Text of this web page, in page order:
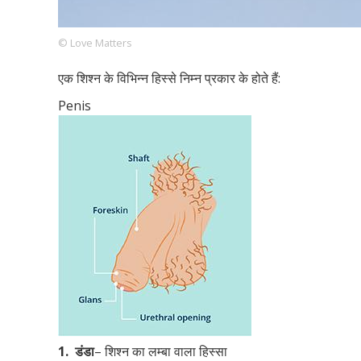
Footer
Company
हमारे सिद्धांत Just Poocho संपर्क करें
© Love Matters
एक शिश्न के विभिन्न हिस्से निम्न प्रकार के होते हैं:
Penis
1. डंडा– शिश्न का लम्बा वाला हिस्सा